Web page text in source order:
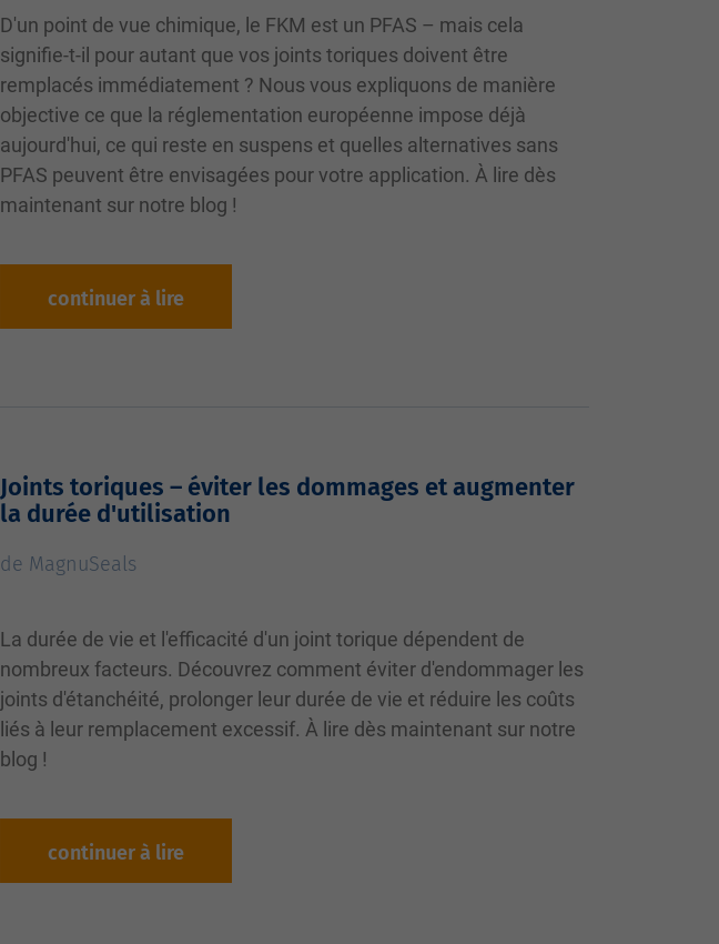
D'un point de vue chimique, le FKM est un PFAS – mais cela
signifie-t-il pour autant que vos joints toriques doivent être
remplacés immédiatement ? Nous vous expliquons de manière
objective ce que la réglementation européenne impose déjà
aujourd'hui, ce qui reste en suspens et quelles alternatives sans
PFAS peuvent être envisagées pour votre application. À lire dès
maintenant sur notre blog !
continuer à lire
Joints toriques – éviter les dommages et augmenter
la durée d'utilisation
de MagnuSeals
La durée de vie et l'efficacité d'un joint torique dépendent de
nombreux facteurs. Découvrez comment éviter d'endommager les
joints d'étanchéité, prolonger leur durée de vie et réduire les coûts
liés à leur remplacement excessif. À lire dès maintenant sur notre
blog !
continuer à lire